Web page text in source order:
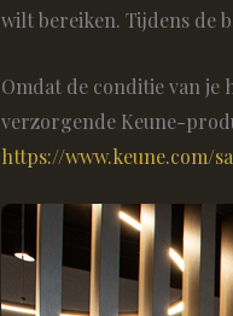
wilt bereiken. Tijdens de
Omdat de conditie van je
verzorgende Keune-
https://www.keune.com/